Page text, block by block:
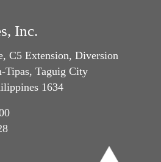
Inc.
C5 Extension, Diversion
Tipas, Taguig City
1634